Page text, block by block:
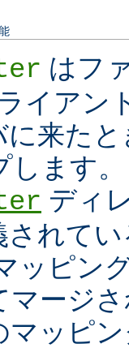
はフ
イアン
に来た
します
ディ
されて
ッピン
マージ
マッピ